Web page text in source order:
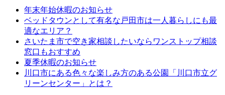
年末年始休暇のお知らせ
ベッドタウンとして有名な戸田市は一人暮らしにも最
適なエリア？
さいたま市で空き家相談したいならワンストップ相談
窓口もおすすめ
夏季休暇のお知らせ
川口市にある色々な楽しみ方のある公園「川口市立グ
リーンセンター」とは？